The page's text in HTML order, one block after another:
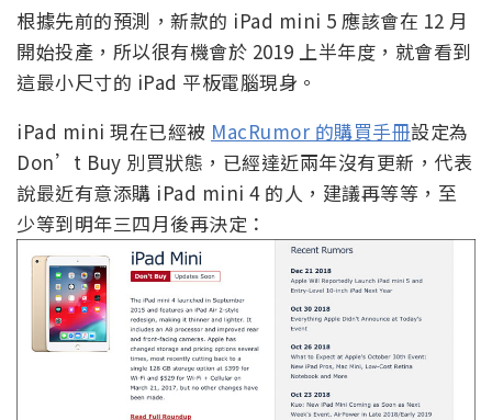
根據先前的預測，新款的 iPad mini 5 應該會在 12 月
開始投產，所以很有機會於 2019 上半年度，就會看到
這最小尺寸的 iPad 平板電腦現身。
iPad mini 現在已經被 MacRumor 的購買手冊設定為
Don’t Buy 別買狀態，已經達近兩年沒有更新，代表
說最近有意添購 iPad mini 4 的人，建議再等等，至
少等到明年三四月後再決定：